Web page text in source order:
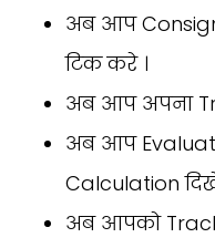
अब आप
टिक करे ।
अब आप अपना
अब आप
Calculation
अब आपको